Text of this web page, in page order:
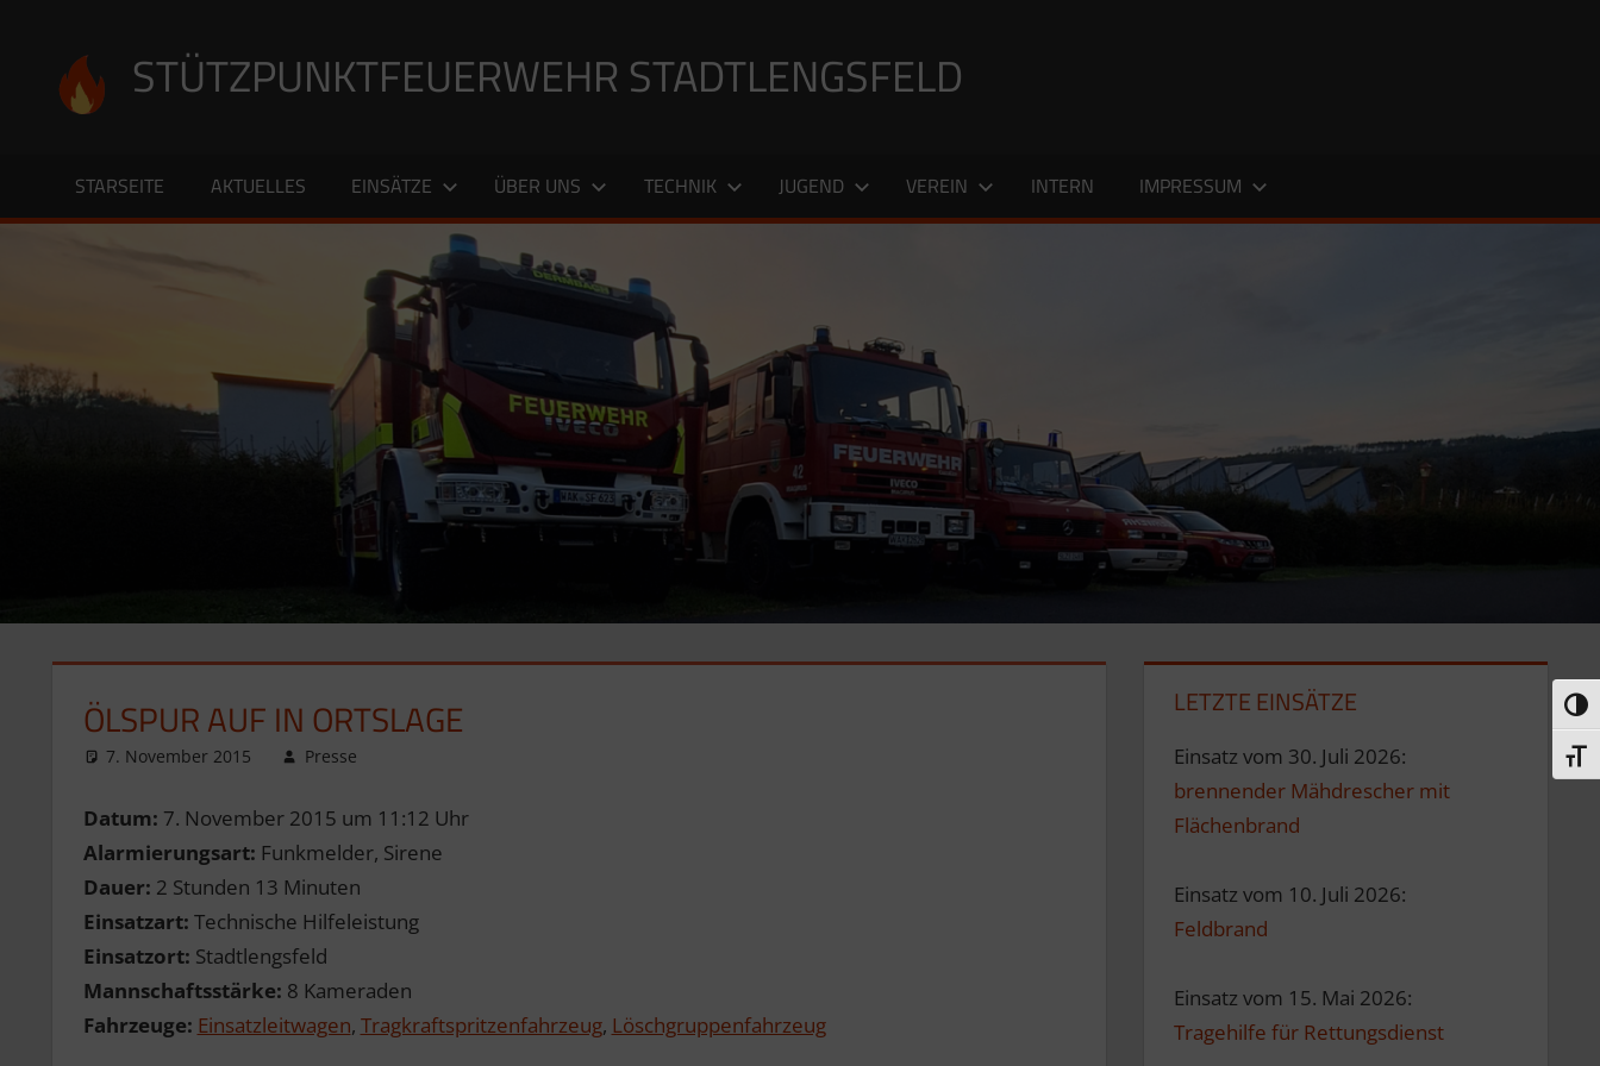
springen
STÜTZPUNKTFEUERWEHR STADTLENGSFELD
STARSEITE AKTUELLES EINSÄTZE ÜBER UNS TECHNIK JUGEND VEREIN INTERN IMPRESSUM
ÖLSPUR AUF IN ORTSLAGE
7. November 2015 Presse
Datum: 7. November 2015 um 11:12 Uhr
Alarmierungsart: Funkmelder, Sirene
Dauer: 2 Stunden 13 Minuten
Einsatzart: Technische Hilfeleistung
Einsatzort: Stadtlengsfeld
Mannschaftsstärke: 8 Kameraden
Fahrzeuge: Einsatzleitwagen, Tragkraftspritzenfahrzeug, Löschgruppenfahrzeug
LETZTE EINSÄTZE
Einsatz vom 30. Juli 2026:
brennender Mähdrescher mit
Flächenbrand
Einsatz vom 10. Juli 2026:
Feldbrand
Einsatz vom 15. Mai 2026:
Tragehilfe für Rettungsdienst